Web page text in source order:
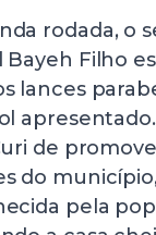
rodada, o
Bayeh Filho
lances
de
do
pela